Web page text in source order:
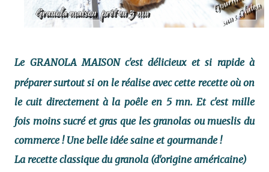
Le GRANOLA MAISON c'est délicieux et si rapide à
préparer surtout si on le réalise avec cette recette où on
le cuit directement à la poêle en 5 mn. Et c'est mille
fois moins sucré et gras que les granolas ou mueslis du
commerce ! Une belle idée saine et gourmande !
La recette classique du granola (d'origine américaine)